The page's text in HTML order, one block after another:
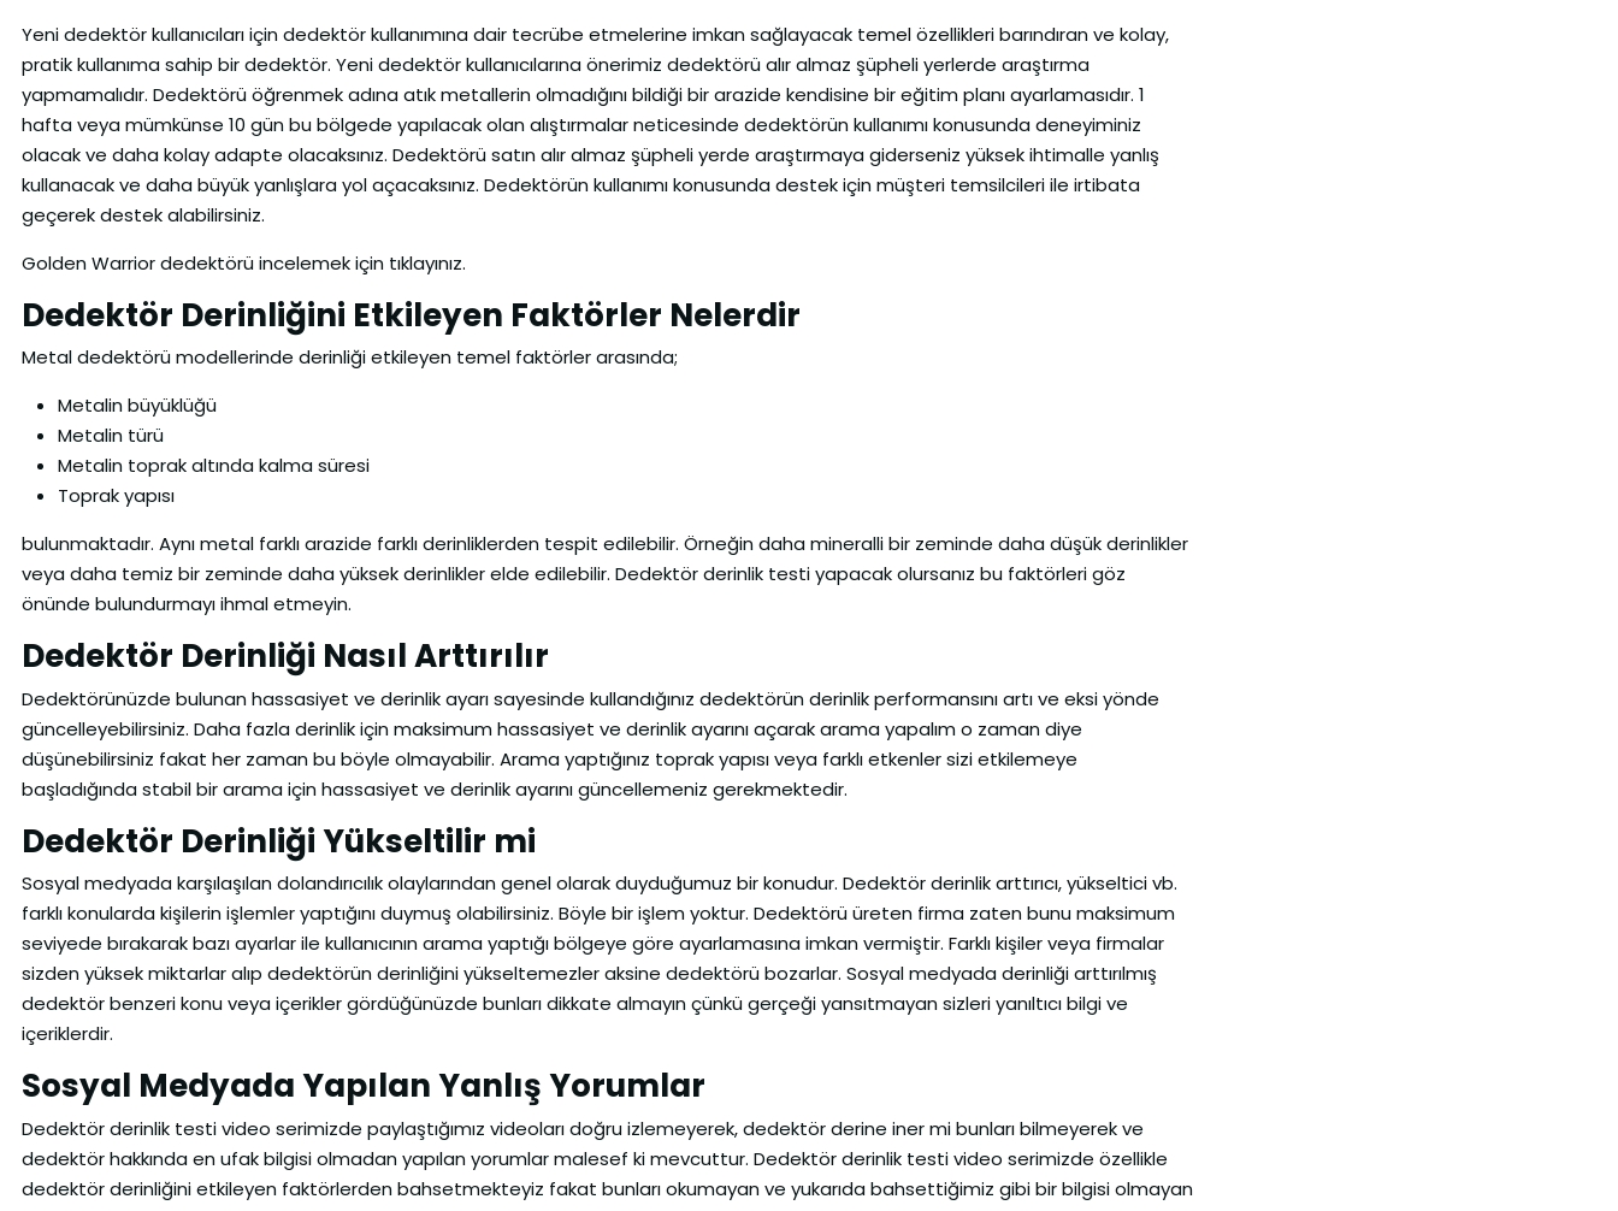
Yeni dedektör kullanıcıları için dedektör kullanımına dair tecrübe etmelerine imkan sağlayacak temel özellikleri barındıran ve kolay,
pratik kullanıma sahip bir dedektör. Yeni dedektör kullanıcılarına önerimiz dedektörü alır almaz şüpheli yerlerde araştırma
yapmamalıdır. Dedektörü öğrenmek adına atık metallerin olmadığını bildiği bir arazide kendisine bir eğitim planı ayarlamasıdır. 1
hafta veya mümkünse 10 gün bu bölgede yapılacak olan alıştırmalar neticesinde dedektörün kullanımı konusunda deneyiminiz
olacak ve daha kolay adapte olacaksınız. Dedektörü satın alır almaz şüpheli yerde araştırmaya giderseniz yüksek ihtimalle yanlış
kullanacak ve daha büyük yanlışlara yol açacaksınız. Dedektörün kullanımı konusunda destek için müşteri temsilcileri ile irtibata
geçerek destek alabilirsiniz.
Golden Warrior dedektörü incelemek için tıklayınız.
Dedektör Derinliğini Etkileyen Faktörler Nelerdir
Metal dedektörü modellerinde derinliği etkileyen temel faktörler arasında;
Metalin büyüklüğü
Metalin türü
Metalin toprak altında kalma süresi
Toprak yapısı
bulunmaktadır. Aynı metal farklı arazide farklı derinliklerden tespit edilebilir. Örneğin daha mineralli bir zeminde daha düşük derinlikler
veya daha temiz bir zeminde daha yüksek derinlikler elde edilebilir. Dedektör derinlik testi yapacak olursanız bu faktörleri göz
önünde bulundurmayı ihmal etmeyin.
Dedektör Derinliği Nasıl Arttırılır
Dedektörünüzde bulunan hassasiyet ve derinlik ayarı sayesinde kullandığınız dedektörün derinlik performansını artı ve eksi yönde
güncelleyebilirsiniz. Daha fazla derinlik için maksimum hassasiyet ve derinlik ayarını açarak arama yapalım o zaman diye
düşünebilirsiniz fakat her zaman bu böyle olmayabilir. Arama yaptığınız toprak yapısı veya farklı etkenler sizi etkilemeye
başladığında stabil bir arama için hassasiyet ve derinlik ayarını güncellemeniz gerekmektedir.
Dedektör Derinliği Yükseltilir mi
Sosyal medyada karşılaşılan dolandırıcılık olaylarından genel olarak duyduğumuz bir konudur. Dedektör derinlik arttırıcı, yükseltici vb.
farklı konularda kişilerin işlemler yaptığını duymuş olabilirsiniz. Böyle bir işlem yoktur. Dedektörü üreten firma zaten bunu maksimum
seviyede bırakarak bazı ayarlar ile kullanıcının arama yaptığı bölgeye göre ayarlamasına imkan vermiştir. Farklı kişiler veya firmalar
sizden yüksek miktarlar alıp dedektörün derinliğini yükseltemezler aksine dedektörü bozarlar. Sosyal medyada derinliği arttırılmış
dedektör benzeri konu veya içerikler gördüğünüzde bunları dikkate almayın çünkü gerçeği yansıtmayan sizleri yanıltıcı bilgi ve
içeriklerdir.
Sosyal Medyada Yapılan Yanlış Yorumlar
Dedektör derinlik testi video serimizde paylaştığımız videoları doğru izlemeyerek, dedektör derine iner mi bunları bilmeyerek ve
dedektör hakkında en ufak bilgisi olmadan yapılan yorumlar malesef ki mevcuttur. Dedektör derinlik testi video serimizde özellikle
dedektör derinliğini etkileyen faktörlerden bahsetmekteyiz fakat bunları okumayan ve yukarıda bahsettiğimiz gibi bir bilgisi olmayan